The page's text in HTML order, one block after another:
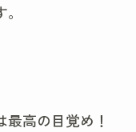
高の目覚め！